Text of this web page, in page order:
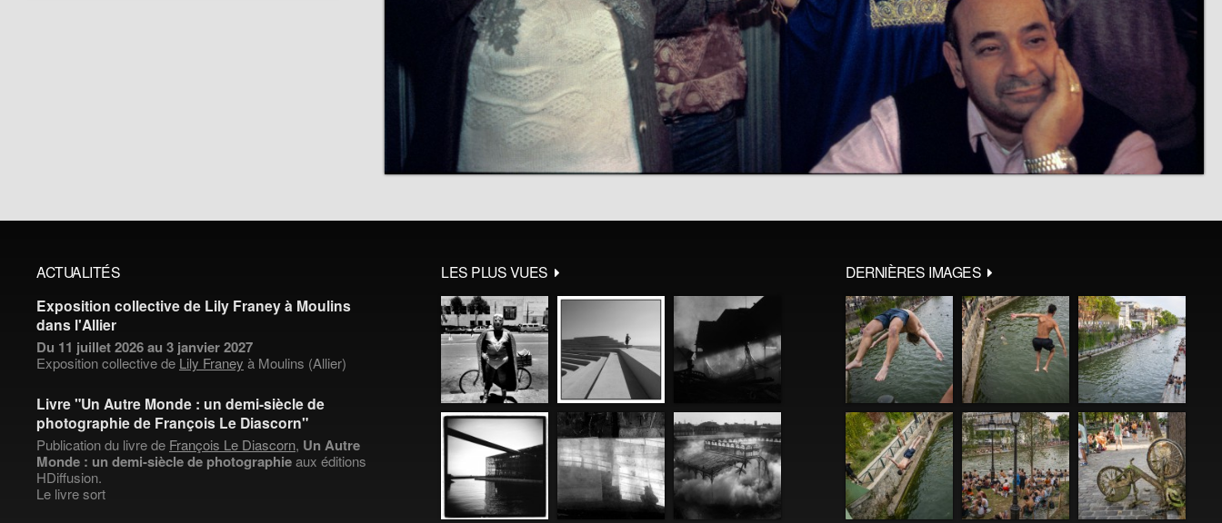
ACTUALITÉS
Exposition collective de Lily Franey à Moulins
dans l'Allier
Du 11 juillet 2026 au 3 janvier 2027
Exposition collective de Lily Franey à Moulins (Allier)
Livre "Un Autre Monde : un demi-siècle de
photographie de François Le Diascorn"
Publication du livre de François Le Diascorn, Un Autre
Monde : un demi-siècle de photographieaux éditions
HDiffusion.
Le livre sort
LES PLUS VUES DERNIÈRES IMAGES